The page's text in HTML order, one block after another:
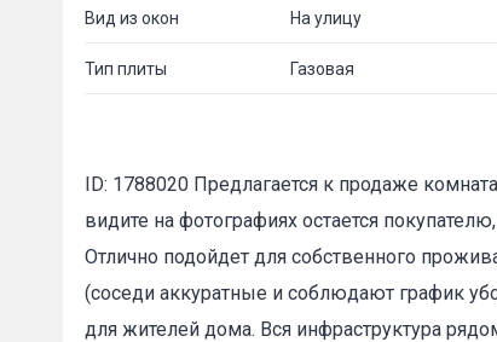
Вид из окон На улицу
Тип плиты Газовая
ID: 1788020 Предлагается к продаже
видите на фотографиях остается
Отлично подойдет для собственного
(соседи аккуратные и соблюдают график
для жителей дома. Вся инфраструктура